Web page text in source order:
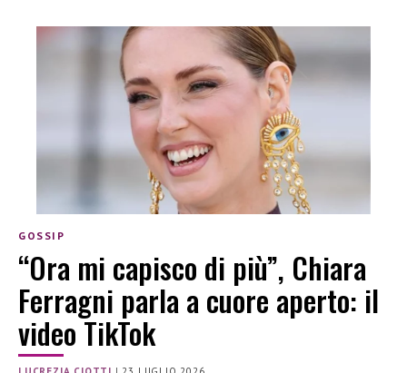
GOSSIP
“Ora mi capisco di più”, Chiara
Ferragni parla a cuore aperto: il
video TikTok